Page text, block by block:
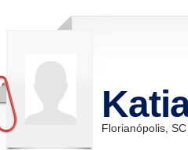
Florianópolis, SC